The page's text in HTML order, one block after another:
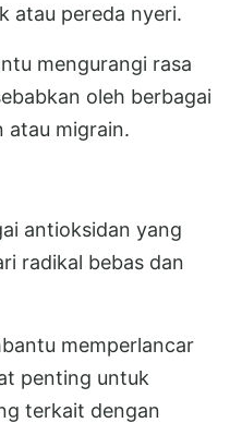
atau pereda nyeri.
mengurangi rasa
oleh berbagai
atau migrain.
antioksidan yang
radikal bebas dan
memperlancar
penting untuk
terkait dengan